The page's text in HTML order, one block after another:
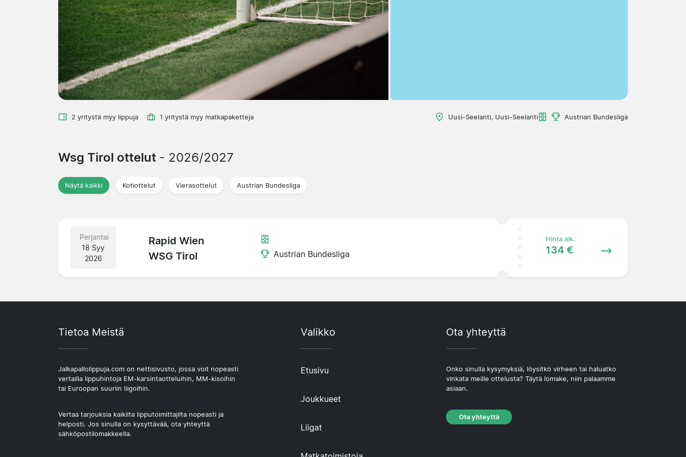
2 yritystä myy lippuja 1 yritystä myy matkapaketteja Uusi-Seelanti, Uusi-Seelanti Austrian Bundesliga
Wsg Tirol ottelut - 2026/2027
Näytä kaikki Kotiottelut Vierasottelut Austrian Bundesliga
Perjantai
18 Syy
2026
Rapid Wien
WSG Tirol
Austrian Bundesliga
Hinta alk.
134 €
Tietoa Meistä
Jalkapallolippuja.com on nettisivusto, jossa voit nopeasti
vertailla lippuhintoja EM-karsintaotteluihin, MM-kisoihin
tai Euroopan suuriin liigoihin.
Vertaa tarjouksia kaikilta lipputoimittajilta nopeasti ja
helposti. Jos sinulla on kysyttävää, ota yhteyttä
sähköpostilomakkeella.
Valikko
Etusivu
Joukkueet
Liigat
Ota yhteyttä
Onko sinulla kysymyksiä, löysitkö virheen tai haluatko
vinkata meille ottelusta? Täytä lomake, niin palaamme
asiaan.
Ota yhteyttä